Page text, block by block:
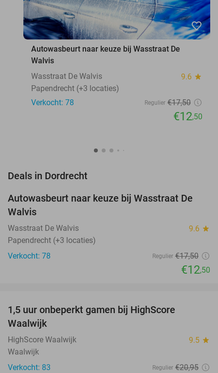
favorite_border
Autowasbeurt naar keuze bij Wasstraat De
Walvis
Wasstraat De Walvis
9.6 star
Papendrecht (+3 locaties)
Verkocht: 78
Regulier €17,50
€12,50
Deals in Dordrecht
29%
Autowasbeurt naar keuze bij Wasstraat De
Walvis
Wasstraat De Walvis 9.6 star
Papendrecht (+3 locaties)
Verkocht: 78
Regulier €17,50
€12,50
TODAY
1,5 uur onbeperkt gamen bij HighScore
Waalwijk
HighScore Waalwijk 9.5 star
Waalwijk
Verkocht: 83
Regulier €20,95